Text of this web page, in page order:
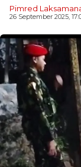
Pimred
26 September 2025,